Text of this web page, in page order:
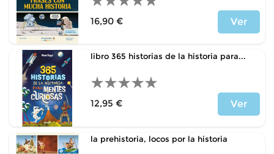
16,90 €
Ver
libro 365 historias de la historia para...
12,95 €
Ver
la prehistoria, locos por la historia